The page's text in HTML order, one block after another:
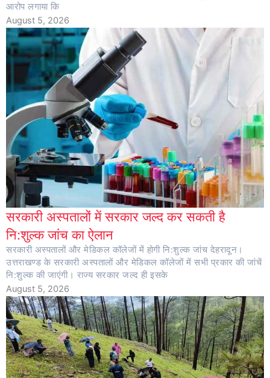
आरोप लगाया कि
August 5, 2026
सरकारी अस्पतालों में सरकार जल्द कर सकती है
नि:शुल्क जांच का ऐलान
सरकारी अस्पतालों और मेडिकल कॉलेजों में होगी नि:शुल्क जांच देहरादून।
उत्तराखण्ड के सरकारी अस्पतालों और मेडिकल कॉलेजों में सभी प्रकार की जांचें
नि:शुल्क की जाएंगी। राज्य सरकार जल्द ही इसके
August 5, 2026